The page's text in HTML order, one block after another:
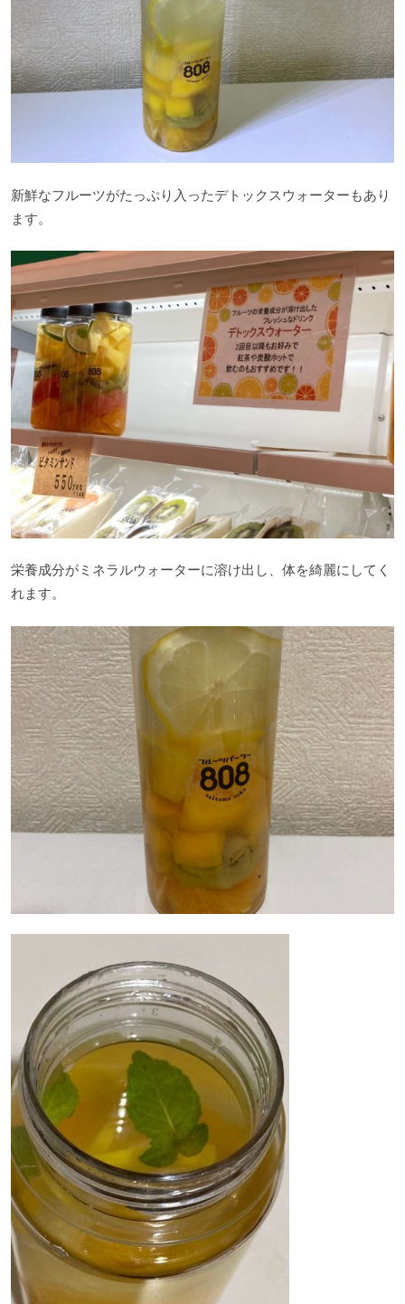
新鮮なフルーツがたっぷり入ったデトックスウォーターもあり
ます。
栄養成分がミネラルウォーターに溶け出し、体を綺麗にしてく
れます。